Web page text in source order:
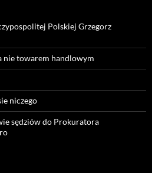
Polskiej Grzegorz
nie towarem handlowym
niczego
sędziów do Prokuratora